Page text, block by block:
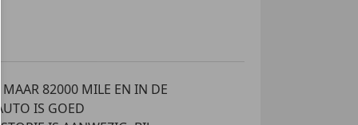
82000 MILE EN IN DE
IS GOED